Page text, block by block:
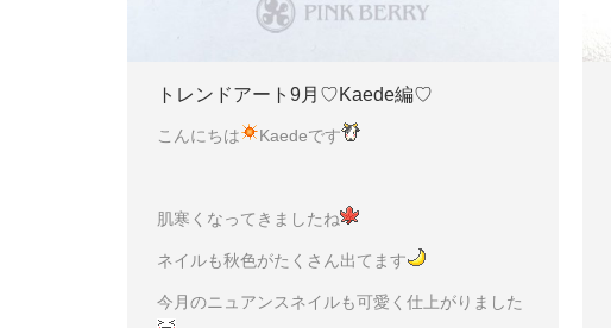
トレンドアート9月♡Kaede編♡
こんにちは Kaedeです
肌寒くなってきましたね
ネイルも秋色がたくさん出てます
今月のニュアンスネイルも可愛く仕上がりました